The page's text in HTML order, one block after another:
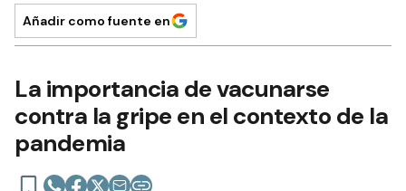
Añadir como fuente en
La importancia de vacunarse
contra la gripe en el contexto de la
pandemia